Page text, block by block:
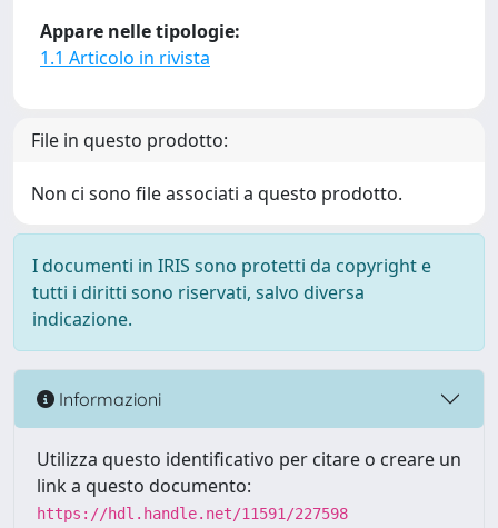
Appare nelle tipologie:
1.1 Articolo in rivista
File in questo prodotto:
Non ci sono file associati a questo prodotto.
I documenti in IRIS sono protetti da copyright e
tutti i diritti sono riservati, salvo diversa
indicazione.
Informazioni
Utilizza questo identificativo per citare o creare un
link a questo documento:
https://hdl.handle.net/11591/227598